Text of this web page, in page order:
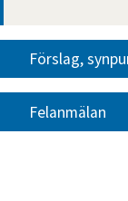
Förslag,
Felanmälan